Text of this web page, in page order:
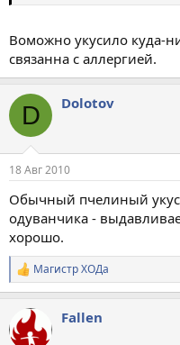
Воможно укусило куда-
связанна с аллергией.
D Dolotov
18 Авг 2010
Обычный пчелиный укус
одуванчика -
хорошо.
Р
е
к
ц
Магистр ХОДа
Fallen